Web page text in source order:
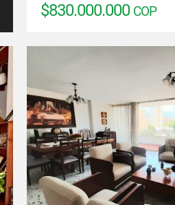
$830.000.000 COP
VER